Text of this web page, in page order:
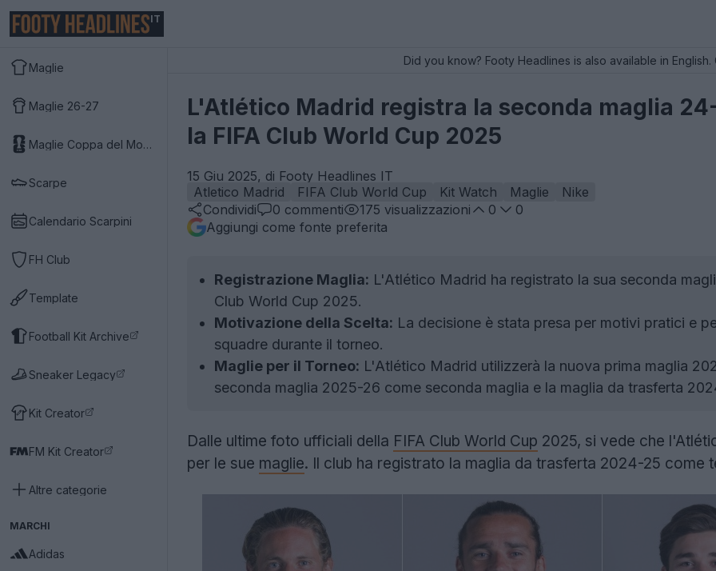
IT
Maglie
Maglie 26-27
Maglie Coppa del Mondo 2026
Scarpe
Calendario Scarpini
FH Club
Template
Football Kit Archive
Sneaker Legacy
Kit Creator
FM Kit Creator
Altre categorie
MARCHI
Adidas
Did you know? Footy Headlines is also available in
L'Atlético Madrid registra la seconda maglia
la FIFA Club World Cup 2025
15 Giu 2025, di Footy Headlines IT
Atletico Madrid
FIFA Club World Cup Kit Watch Maglie
Nike
Condividi
0 commenti 175 visualizzazioni 0
0
Aggiungi come fonte preferita
Registrazione Maglia: L'Atlético Madrid ha registrato la sua seconda
Club World Cup 2025.
Motivazione della Scelta: La decisione è stata presa per motivi pratici e
squadre durante il torneo.
Maglie per il Torneo: L'Atlético Madrid utilizzerà la nuova prima maglia
seconda maglia 2025-26 come seconda maglia e la maglia da trasferta
Dalle ultime foto ufficiali della FIFA Club World Cup 2025, si vede che
per le sue maglie. Il club ha registrato la maglia da trasferta 2024-25 come